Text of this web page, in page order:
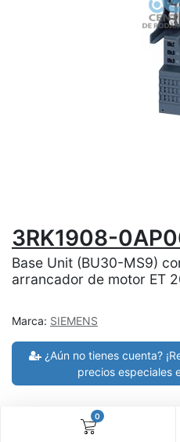
0
3RK1908-
Base Unit (BU30-MS9)
arrancador de motor ET
Marca: SIEMENS
¿Aún no tienes cuenta?
precios especiales
30 días de devolución